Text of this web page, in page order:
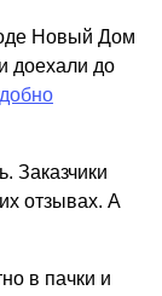
Новый Дом
доехали до
Заказчики
отзывах. А
в пачки и